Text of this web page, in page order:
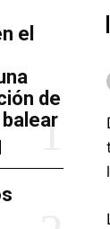
el
de